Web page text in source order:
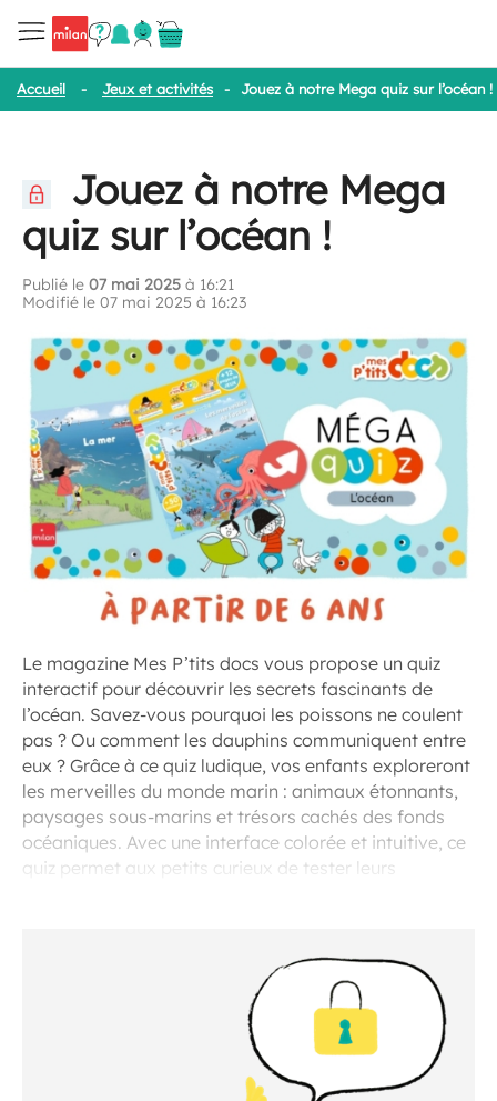
Accueil - Jeux et activités - Jouez à notre Mega quiz sur l’océan !
Jouez à notre Mega
quiz sur l’océan !
Publié le 07 mai 2025 à 16:21
Modifié le 07 mai 2025 à 16:23
Le magazine Mes P’tits docs vous propose un quiz
interactif pour découvrir les secrets fascinants de
l’océan. Savez-vous pourquoi les poissons ne coulent
pas ? Ou comment les dauphins communiquent entre
eux ? Grâce à ce quiz ludique, vos enfants exploreront
les merveilles du monde marin : animaux étonnants,
paysages sous-marins et trésors cachés des fonds
océaniques. Avec une interface colorée et intuitive, ce
quiz permet aux petits curieux de tester leurs